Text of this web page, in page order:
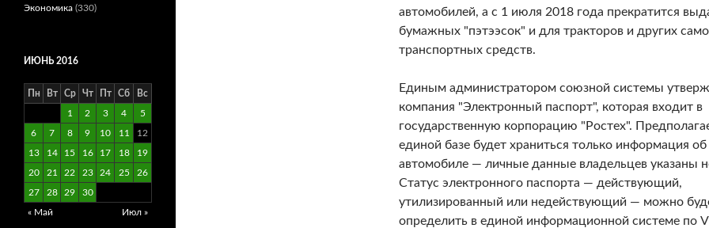
автомобилей, а с 1 июля 2018 года прекратится
бумажных "пэтээсок" и для тракторов и других
транспортных средств.
Единым администратором союзной системы
компания "Электронный паспорт", которая входит в
государственную корпорацию "Ростех".
единой базе будет храниться только информация об
автомобиле — личные данные владельцев указаны
Статус электронного паспорта — действующий,
утилизированный или недействующий — можно
определить в единой информационной системе по
Экономика (330)
ИЮНЬ 2016
Пн Вт Ср Чт Пт Сб Вс
1 2 3 4 5
6 7 8 9 10 11 12
13 14 15 16 17 18 19
20 21 22 23 24 25 26
27 28 29 30
« Май Июл »